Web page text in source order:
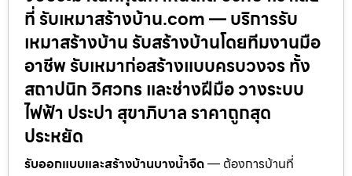
ที่ รับเหมาสร้างบ้าน.com — บริการรับ
เหมาสร้างบ้าน รับสร้างบ้านโดยทีมงานมือ
อาชีพ รับเหมาก่อสร้างแบบครบวงจร ทั้ง
สถาปนิก วิศวกร และช่างฝีมือ วางระบบ
ไฟฟ้า ประปา สุขาภิบาล ราคาถูกสุด
ประหยัด
รับออกแบบและสร้างบ้านบางน้ำจืด— ต้องการบ้านที่